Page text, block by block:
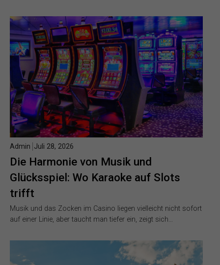
Die Harmonie von Musik und
Glücksspiel: Wo Karaoke auf Slots
trifft
Admin Juli 28, 2026
Musik und das Zocken im Casino liegen vielleicht nicht sofort
auf einer Linie, aber taucht man tiefer ein, zeigt sich…